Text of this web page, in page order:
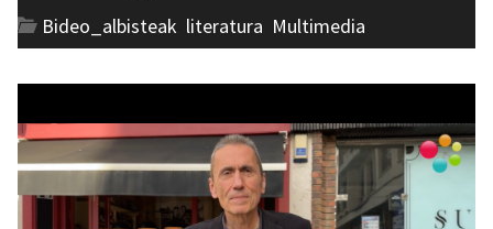
Bideo_albisteak literatura Multimedia